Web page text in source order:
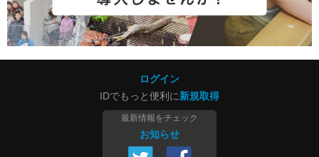
ログイン
IDでもっと便利に新規取得
最新情報をチェック
お知らせ